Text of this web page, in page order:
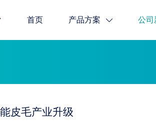
首页 产品方案 公司
皮毛产业升级